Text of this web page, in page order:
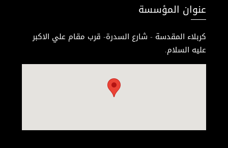
عنوان المؤسسة
كربلاء المقدسة - شارع السدرة- قرب مقام علي الاكبر
عليه السلام.